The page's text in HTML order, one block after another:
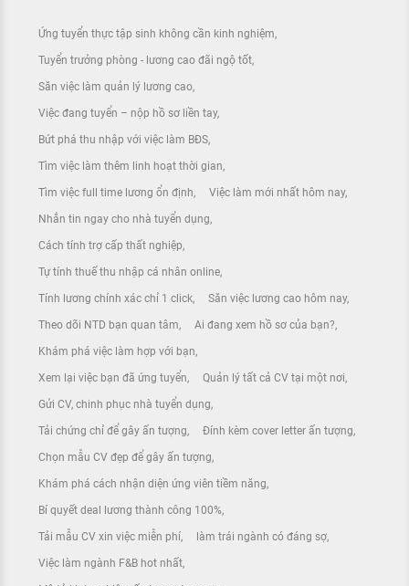
Ứng tuyển thực tập sinh không cần kinh nghiệm
Tuyển trưởng phòng - lương cao đãi ngộ tốt
Săn việc làm quản lý lương cao
Việc đang tuyển – nộp hồ sơ liền tay
Bứt phá thu nhập với việc làm BĐS
Tìm việc làm thêm linh hoạt thời gian
Tìm việc full time lương ổn định Việc làm mới nhất hôm nay
Nhắn tin ngay cho nhà tuyển dụng
Cách tính trợ cấp thất nghiệp
Tự tính thuế thu nhập cá nhân online
Tính lương chính xác chỉ 1 click Săn việc lương cao hôm nay
Theo dõi NTD bạn quan tâm Ai đang xem hồ sơ của bạn?
Khám phá việc làm hợp với bạn
Xem lại việc bạn đã ứng tuyển Quản lý tất cả CV tại một nơi
Gửi CV, chinh phục nhà tuyển dụng
Tải chứng chỉ để gây ấn tượng Đính kèm cover letter ấn tượng
Chọn mẫu CV đẹp để gây ấn tượng
Khám phá cách nhận diện ứng viên tiềm năng
Bí quyết deal lương thành công 100%
Tải mẫu CV xin việc miễn phí làm trái ngành có đáng sợ
Việc làm ngành F&B hot nhất